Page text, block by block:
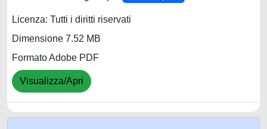
Licenza: Tutti i diritti riservati
Dimensione 7.52 MB
Formato Adobe PDF
Visualizza/Apri